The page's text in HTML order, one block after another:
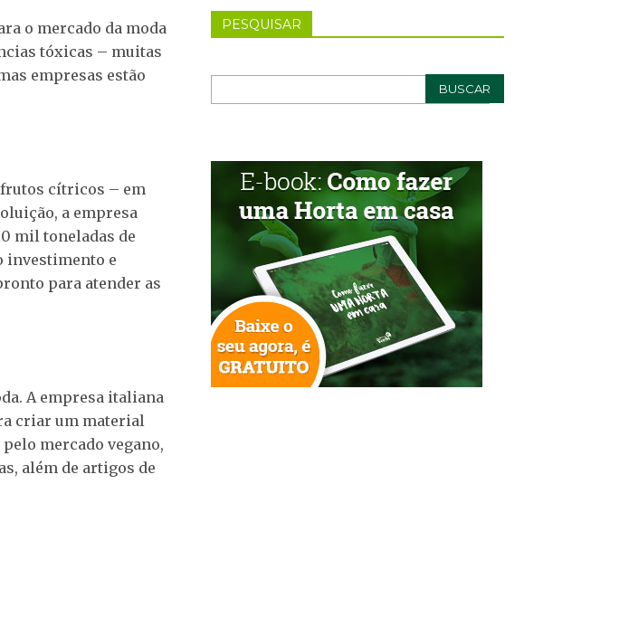
o mercado da moda
tóxicas – muitas
empresas estão
cítricos – em
a empresa
mil toneladas de
investimento e
para atender as
A empresa italiana
criar um material
mercado vegano,
além de artigos de
PESQUISAR